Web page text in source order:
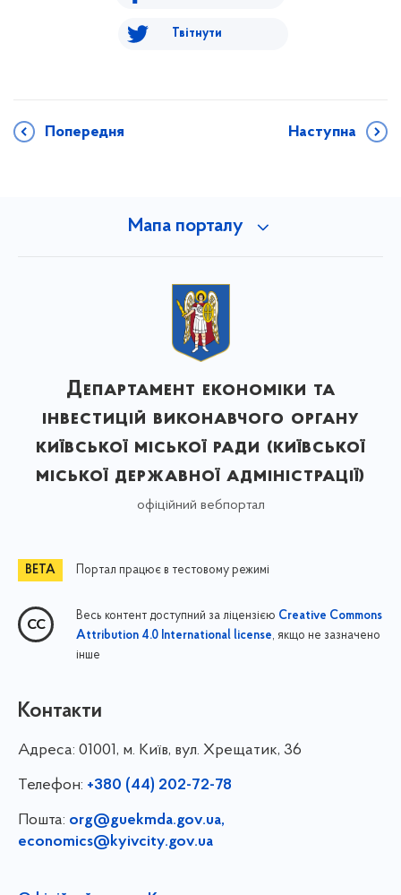
Твітнути
Попередня Наступна
Мапа порталу
Департамент економіки та
інвестицій виконавчого органу
київської міської ради (київської
міської державної адміністрації)
офіційний вебпортал
Портал працює в тестовому режимі
Весь контент доступний за ліцензією Creative Commons
Attribution 4.0 International license, якщо не зазначено
інше
Контакти
Адреса: 01001, м. Київ, вул. Хрещатик, 36
Телефон: +380 (44) 202-72-78
Пошта: org@guekmda.gov.ua,
economics@kyivcity.gov.ua